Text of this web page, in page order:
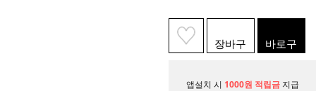
장바구
니
바로구
매
앱설치 시 1000원 적립금 지급